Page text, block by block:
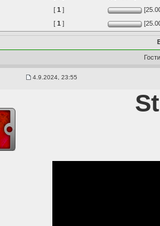
[1 ]
[1 ]
4.9.2024, 23:55